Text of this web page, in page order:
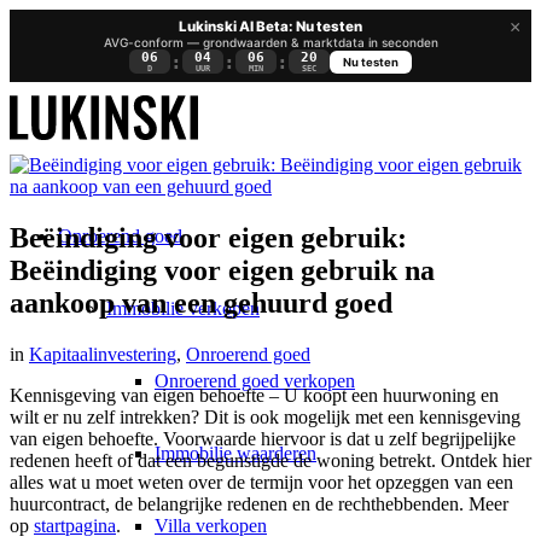
×
Lukinski AI Beta: Nu testen
AVG-conform — grondwaarden & marktdata in seconden
06
D : 04
UUR : 06
MIN : 20
SEC
Nu testen
Onroerend goed
Immobilie verkopen
Onroerend goed verkopen
Immobilie waarderen
Villa verkopen
Beëindiging voor eigen gebruik:
Beëindiging voor eigen gebruik na
aankoop van een gehuurd goed
in Kapitaalinvestering, Onroerend goed
Kennisgeving van eigen behoefte – Ukoopt een huurwoning en
wilt er nu zelf intrekken? Dit is ook mogelijk met een kennisgeving
van eigen behoefte. Voorwaarde hiervoor is dat u zelf begrijpelijke
redenen heeft of dat een begunstigde de woning betrekt. Ontdek hier
alles wat u moet weten over de termijn voor het opzeggen van een
huurcontract, de belangrijke redenen en de rechthebbenden. Meer
op startpagina.